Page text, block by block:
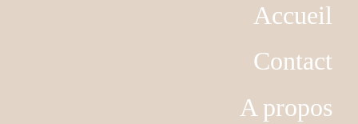
Accueil
Contact
A propos